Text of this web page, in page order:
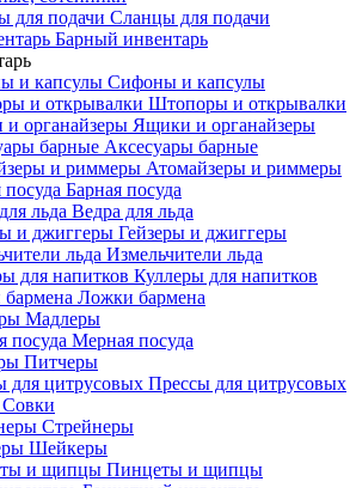
Сланцы для подачи
Барный инвентарь
Сифоны и капсулы
Штопоры и открывалки
Ящики и органайзеры
Аксесуары барные
Атомайзеры и риммеры
Барная посуда
Ведра для льда
Гейзеры и джиггеры
Измельчители льда
Куллеры для напитков
Ложки бармена
Мадлеры
Мерная посуда
Питчеры
Прессы для цитрусовых
Совки
Стрейнеры
Шейкеры
Пинцеты и щипцы